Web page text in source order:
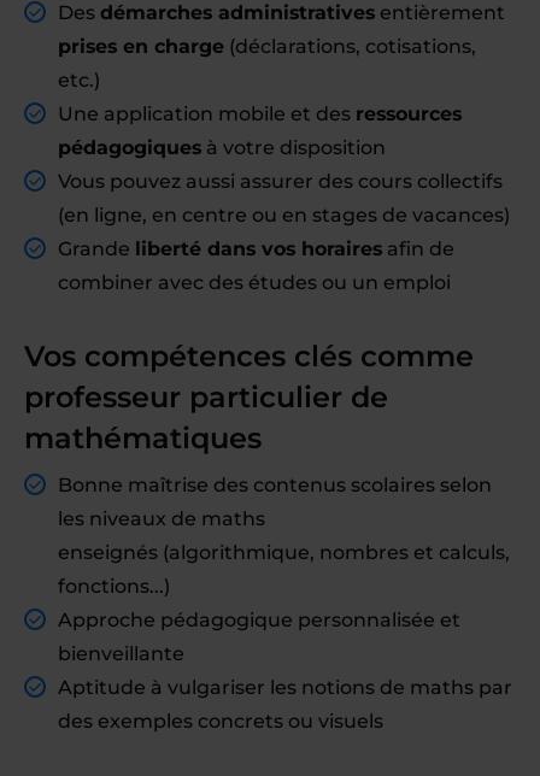
Des démarches administratives entièrement
prises en charge (déclarations, cotisations,
etc.)
Une application mobile et des ressources
pédagogiques à votre disposition
Vous pouvez aussi assurer des cours collectifs
(en ligne, en centre ou en stages de vacances)
Grande liberté dans vos horaires afin de
combiner avec des études ou un emploi
Vos compétences clés comme
professeur particulier de
mathématiques
Bonne maîtrise des contenus scolaires selon
les niveaux de maths
enseignés (algorithmique, nombres et calculs,
fonctions...)
Approche pédagogique personnalisée et
bienveillante
Aptitude à vulgariser les notions de maths par
des exemples concrets ou visuels